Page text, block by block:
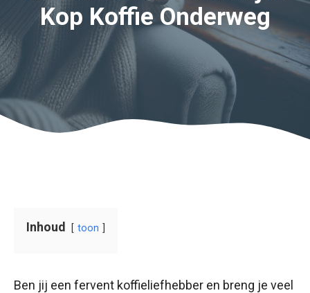
Kop Koffie Onderweg
Inhoud toon
Ben jij een fervent koffieliefhebber en breng je veel